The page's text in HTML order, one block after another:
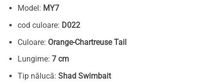
Model: MY7
cod culoare: D022
Culoare: Orange-Chartreuse Tail
Lungime: 7 cm
Tip nălucă: Shad Swimbait